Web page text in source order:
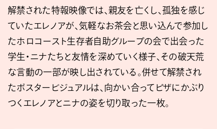
解禁された特報映像では、親友を亡くし、孤独を感じ
ていたエレノアが、気軽なお茶会と思い込んで参加し
たホロコースト生存者自助グループの会で出会った
学生・ニナたちと友情を深めていく様子、その破天荒
な言動の一部が映し出されている。併せて解禁され
たポスタービジュアルは、向かい合ってピザにかぶり
つくエレノアとニナの姿を切り取った一枚。